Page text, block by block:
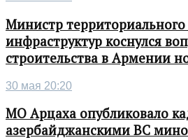
Министр
инфраструктур коснулся
строительства в Армении
30 мая 20:20
МО Арцаха опубликовало
азербайджанскими ВС